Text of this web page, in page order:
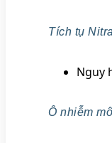
Tích tụ
Nguy
Ô nhiễm